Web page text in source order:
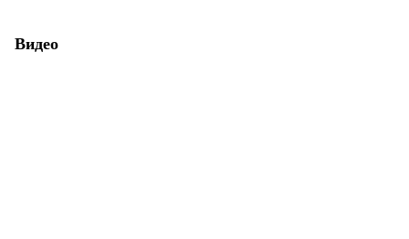
Видео